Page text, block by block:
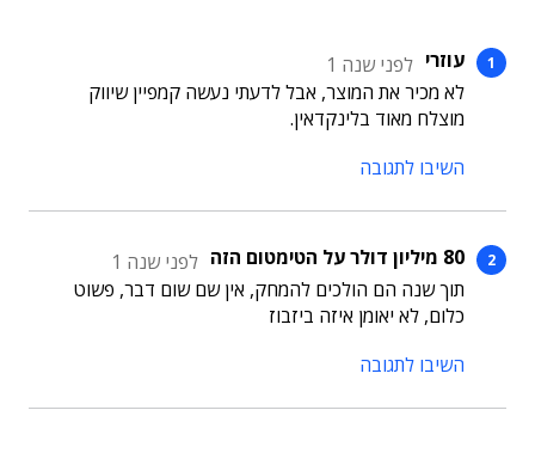
עוזרי לפני שנה 1
לא מכיר את המוצר, אבל לדעתי נעשה קמפיין שיווק
מוצלח מאוד בלינקדאין.
השיבו לתגובה
80 מיליון דולר על הטימטום הזה
לפני שנה 1
תוך שנה הם הולכים להמחק, אין שם שום דבר, פשוט
כלום, לא יאומן איזה ביזבוז
השיבו לתגובה